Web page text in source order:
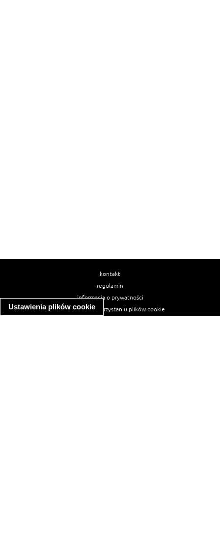
Ustawienia plików cookie
kontakt
regulamin
informacja o prywatności
informacja o wykorzystaniu plików cookie